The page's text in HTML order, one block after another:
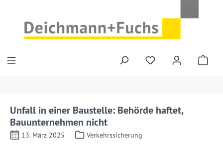
Unfall in einer Baustelle: Behörde haftet,
Bauunternehmen nicht
13. März 2025 Verkehrssicherung